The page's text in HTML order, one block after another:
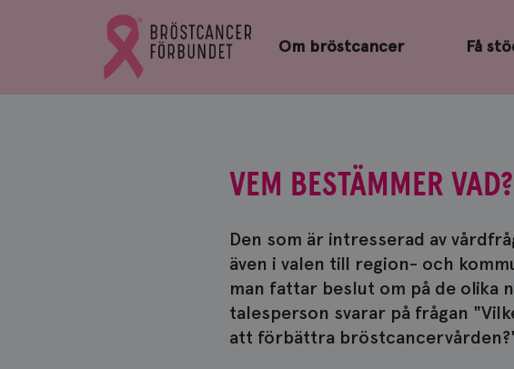
Gå
till
Bröstcancerförbundets
startsida
Om bröstcancer Få
startsida
VEM BESTÄMMER VAD?
Den som är intresserad av
även i valen till region- och
man fattar beslut om på de olika
talesperson svarar på frågan
att förbättra